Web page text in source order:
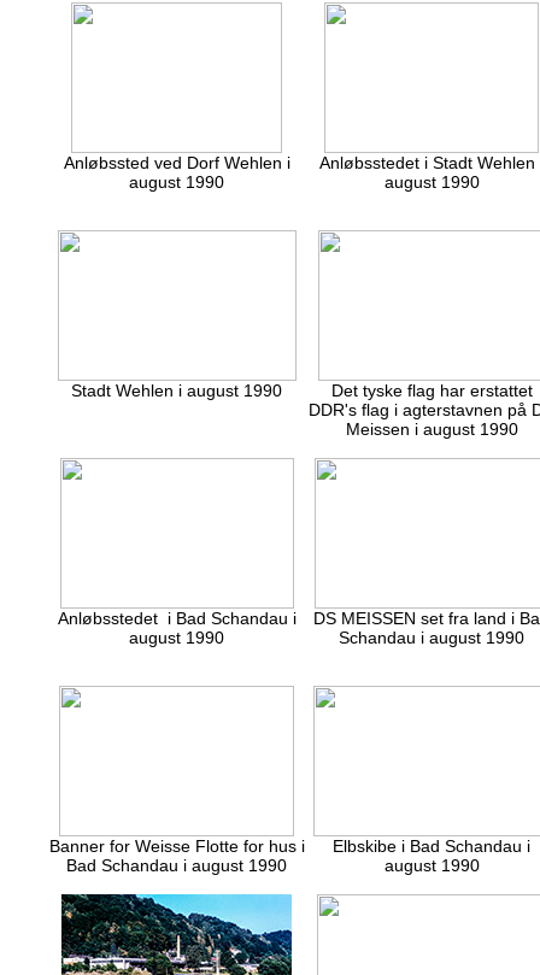
Anløbssted ved Dorf Wehlen i
august 1990
Anløbsstedet i Stadt Wehlen
august 1990
Stadt Wehlen i august 1990
Det tyske flag har erstattet
DDR's flag i agterstavnen på
Meissen i august 1990
Anløbsstedet i Bad Schandau i
august 1990
DS MEISSEN set fra land i
Schandau i august 1990
Banner for Weisse Flotte for hus i
Bad Schandau i august 1990
Elbskibe i Bad Schandau i
august 1990